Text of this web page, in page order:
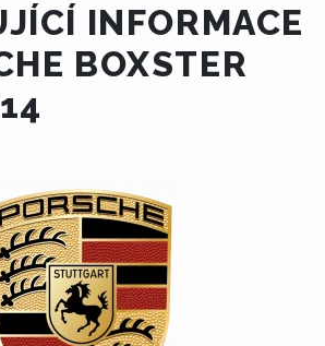
INFORMACE
BOXSTER